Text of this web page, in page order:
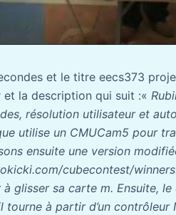
et le titre eecs373
et la description qui suit :«
résolution utilisateur et
utilise un CMUCam5 pour
ensuite une version
cubecontest/
glisser sa carte m. Ensuite,
à partir d’un contrôleur